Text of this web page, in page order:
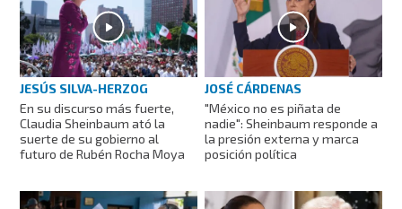
JESÚS SILVA-HERZOG
En su discurso más fuerte,
Claudia Sheinbaum ató la
suerte de su gobierno al
futuro de Rubén Rocha Moya
JOSÉ CÁRDENAS
"México no es piñata de
nadie": Sheinbaum responde a
la presión externa y marca
posición política